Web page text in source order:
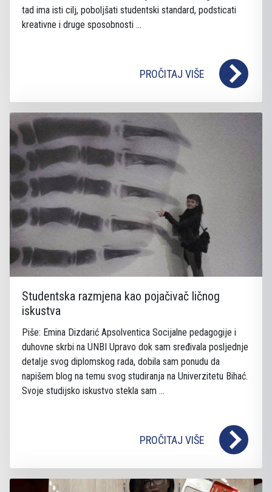
tad ima isti cilj, poboljšati studentski standard, podsticati
kreativne i druge sposobnosti ...
PROČITAJ VIŠE
Studentska razmjena kao pojačivač ličnog
iskustva
Piše: Emina Dizdarić Apsolventica Socijalne pedagogije i
duhovne skrbi na UNBI Upravo dok sam sređivala posljednje
detalje svog diplomskog rada, dobila sam ponudu da
napišem blog na temu svog studiranja na Univerzitetu Bihać.
Svoje studijsko iskustvo stekla sam ...
PROČITAJ VIŠE